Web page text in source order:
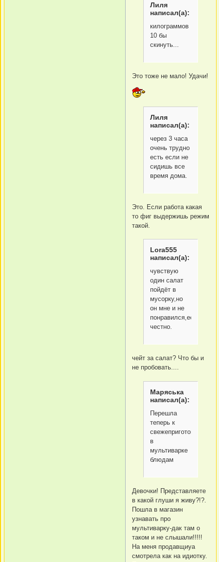
Лиля
написал(а):
килограммов
10 бы
скинуть...
Это тоже не мало! Удачи!
Лиля
написал(а):
через 3 часа
очень трудно
есть если не
сидишь все
время дома.
Это. Если работа какая
то фиг выдержишь режим
такой.
Lora555
написал(а):
чувствую
один салат
пойдёт в
мусорку,но
он мне и не
понравился,если
честно.
чейт за салат? Что бы и
не пробовать....
Маряська
написал(а):
Перешла
теперь к
свежеприготовленным
в
мультиварке
блюдам
Девочки! Представляете
в какой глуши я живу?!?.
Пошла в магазин
узнавать про
мультиварку-дак там о
таком и не слышали!!!!!
На меня продавщиуа
смотрела как на идиотку.